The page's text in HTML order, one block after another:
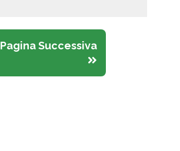
Pagina Successiva